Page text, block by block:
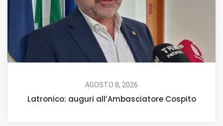
AGOSTO 8, 2026
Latronico: auguri all’Ambasciatore Cospito